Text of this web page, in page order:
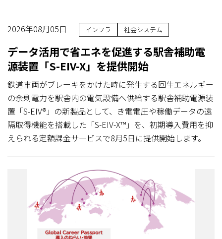
2026年08月05日 インフラ 社会システム
データ活用で省エネを促進する駅舎補助電
源装置「S-EIV-X」を提供開始
鉄道車両がブレーキをかけた時に発生する回生エネルギー
の余剰電力を駅舎内の電気設備へ供給する駅舎補助電源装
置「S-EIV®」の新製品として、き電電圧や稼働データの遠
隔取得機能を搭載した「S-EIV-X™」を、初期導入費用を抑
えられる定額課金サービスで8月5日に提供開始します。